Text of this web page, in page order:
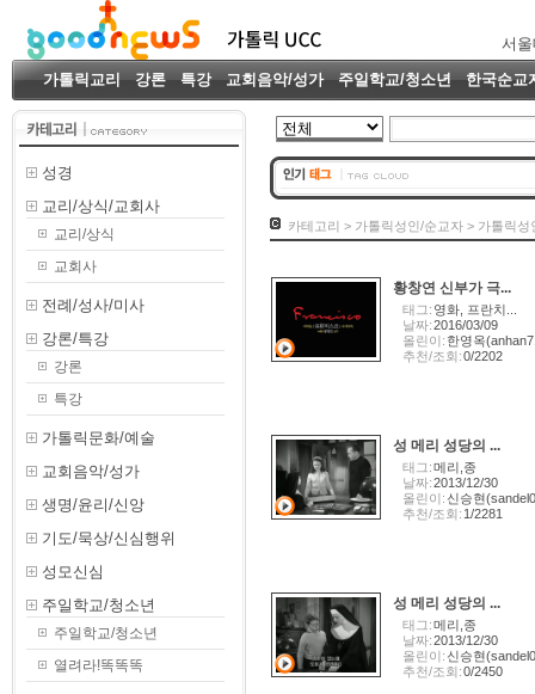
서
가톨릭교리 강론 특강 교회음악/성가 주일학교/청소년 한국순교
성경
교리/상식/교회사
교리/상식
교회사
전례/성사/미사
강론/특강
강론
특강
가톨릭문화/예술
교회음악/성가
생명/윤리/신앙
기도/묵상/신심행위
성모신심
주일학교/청소년
주일학교/청소년
열려라!똑똑똑
카테고리 > 가톨릭성인/순교자 > 가톨릭
황창연 신부가 극...
태그: 영화, 프란치...
날짜:2016/03/09
올린이: 한영옥
추천/조회:0/2202
성 메리 성당의 ...
태그:메리,종
날짜:2013/12/30
올린이:신승현
추천/조회: 1/2281
성 메리 성당의 ...
태그:메리,종
날짜:2013/12/30
올린이:신승현
추천/조회:0/2450